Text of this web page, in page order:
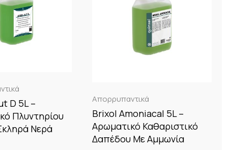
D 5L –
Πλυντηρίου
Νερά
Απορρυπαντικά
Brixol Amoniacal 5L –
Αρωματικό Καθαριστικό
Δαπέδου Με Αμμωνία